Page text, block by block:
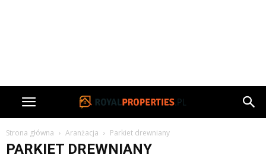
Strona główna Aranżacja Parkiet drewniany
PARKIET DREWNIANY